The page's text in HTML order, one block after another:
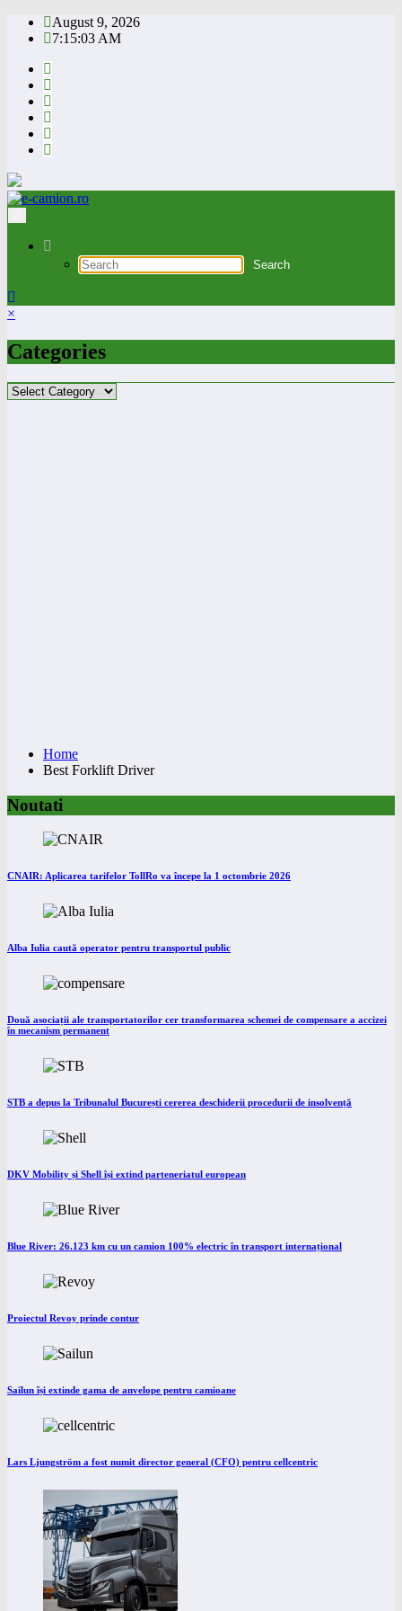
Skip
August 9, 2026
7:15:03 AM
×
Categories
Categories
Home
Best Forklift Driver
Noutati
CNAIR: Aplicarea tarifelor TollRo va începe la 1 octombrie 2026
Alba Iulia caută operator pentru transportul public
Două asociații ale transportatorilor cer transformarea schemei de compensare a accizei
în mecanism permanent
STB a depus la Tribunalul București cererea deschiderii procedurii de insolvență
DKV Mobility și Shell își extind parteneriatul european
Blue River: 26.123 km cu un camion 100% electric în transport internațional
Proiectul Revoy prinde contur
Sailun își extinde gama de anvelope pentru camioane
Lars Ljungström a fost numit director general (CFO) pentru cellcentric